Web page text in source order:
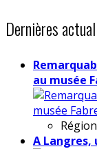
Dernières
au musée
Région
A